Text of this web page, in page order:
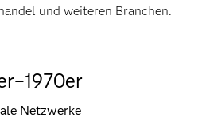
und weiteren Branchen.
Netzwerke